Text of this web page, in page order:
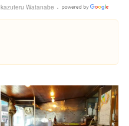
kazuteru Watanabe
Places